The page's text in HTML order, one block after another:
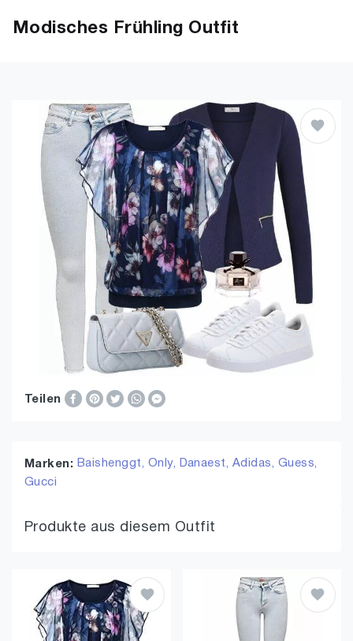
Modisches Frühling Outfit
Teilen
Marken: Baishenggt, Only, Danaest, Adidas, Guess,
Gucci
Produkte aus diesem Outfit